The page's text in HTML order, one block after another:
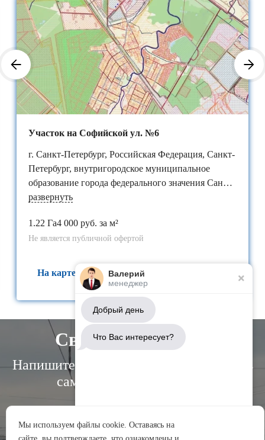
Участок на Софийской ул. №6
г. Санкт-Петербург, Российская Федерация, Санкт-
Петербург, внутригородское муниципальное
образование города федерального значения Санкт-
Петербурга​ поселок Петро-Славянка, территория
развернуть
1.22 Га4 000 руб. за м²
Не является публичной офертой
На карте
Свяжитесь с нами
Напишите нам, и мы свяжемся с вами в
самое ближайшее время:
Валерий
менеджер
Добрый день
Что Вас интересует?
Мы используем файлы cookie. Оставаясь на